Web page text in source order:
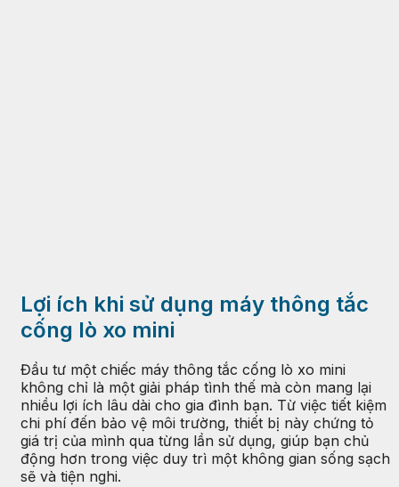
Lợi ích khi sử dụng máy thông tắc
cống lò xo mini
Đầu tư một chiếc máy thông tắc cống lò xo mini
không chỉ là một giải pháp tình thế mà còn mang lại
nhiều lợi ích lâu dài cho gia đình bạn. Từ việc tiết kiệm
chi phí đến bảo vệ môi trường, thiết bị này chứng tỏ
giá trị của mình qua từng lần sử dụng, giúp bạn chủ
động hơn trong việc duy trì một không gian sống sạch
sẽ và tiện nghi.